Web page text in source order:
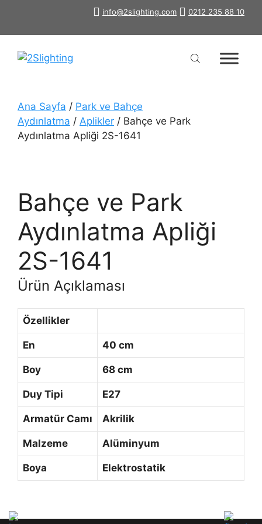
info@2slighting.com 0212 235 88 10
Ana Sayfa / Park ve Bahçe
Aydınlatma / Aplikler / Bahçe ve Park
Aydınlatma Apliği 2S-1641
Bahçe ve Park
Aydınlatma Apliği
2S-1641
Ürün Açıklaması
Özellikler
En 40 cm
Boy 68 cm
Duy Tipi E27
Armatür Camı Akrilik
Malzeme Alüminyum
Boya Elektrostatik